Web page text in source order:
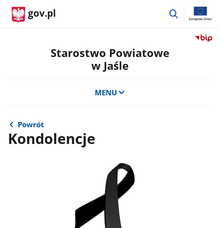
gov.pl
przejdź
Przejdź
Starostwo Powiatowe
w Jaśle
MENU
Powrót
Kondolencje